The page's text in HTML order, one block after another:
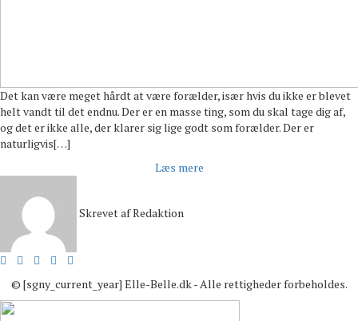
Det kan være meget hårdt at være forælder, især hvis du ikke er blevet
helt vandt til det endnu. Der er en masse ting, som du skal tage dig af,
og det er ikke alle, der klarer sig lige godt som forælder. Der er
naturligvis[…]
Læs mere
Skrevet afRedaktion
© [sgny_current_year] Elle-Belle.dk - Alle rettigheder forbeholdes.